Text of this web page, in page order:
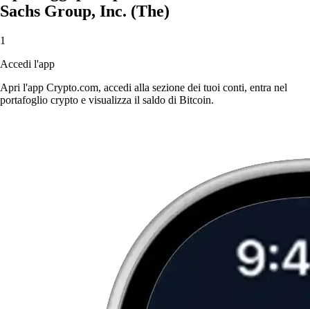
Sachs Group, Inc. (The)
1
Accedi l'app
Apri l'app Crypto.com, accedi alla sezione dei tuoi conti, entra nel
portafoglio crypto e visualizza il saldo di Bitcoin.